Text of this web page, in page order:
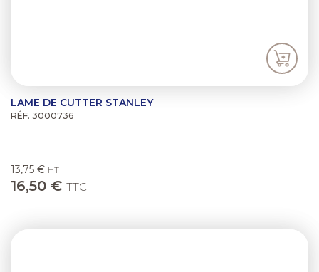
LAME DE CUTTER STANLEY
RÉF. 3000736
13,75 € HT
16,50 € TTC